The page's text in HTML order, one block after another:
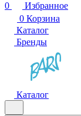
0
Избранное
0 Корзина
Каталог
Бренды
Каталог